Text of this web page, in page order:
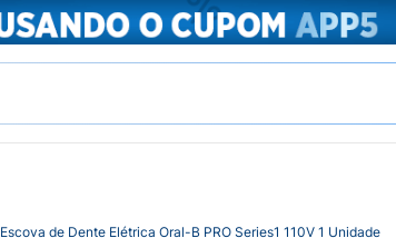
Escova de Dente Elétrica Oral-B PRO Series1 110V 1 Unidade